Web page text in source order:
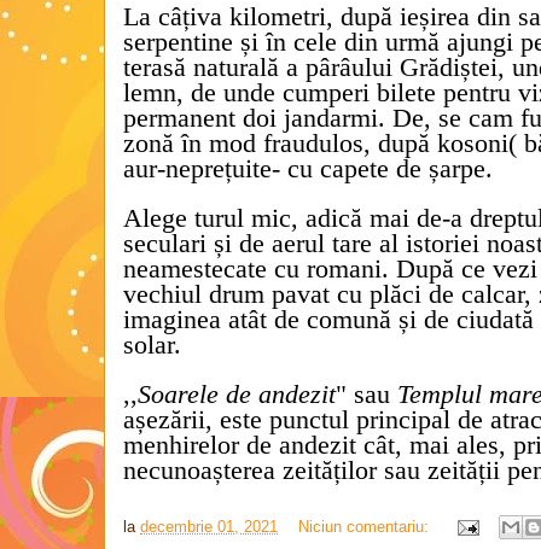
La câțiva kilometri, după ieșirea din
serpentine și în cele din urmă ajungi
terasă naturală a pârâului Grădiștei,
lemn, de unde cumperi bilete pentru
permanent doi jandarmi. De, se cam
zonăîn mod fraudulos, după kosoni(
aur-neprețuite- cu capete de șarpe.
Alege turul mic, adică mai de-a
seculari și de aerul tare al istoriei
neamestecate cu romani. După ce
vechiul drum pavat cu plăci de
imaginea atât de comună și de
solar.
,,Soarele de andezit" sau Templul
așezării, este punctul principal de
menhirelor de andezit cât, mai ales,
necunoașterea zeităților sau zeității
la decembrie 01, 2021 Niciun comentariu: